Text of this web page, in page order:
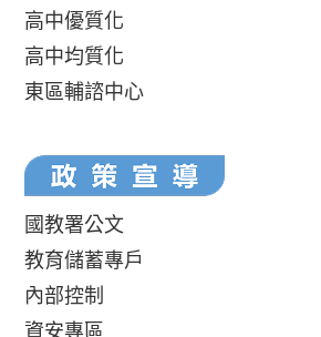
高中優質化
高中均質化
東區輔諮中心
國教署公文
教育儲蓄專戶
內部控制
資安專區